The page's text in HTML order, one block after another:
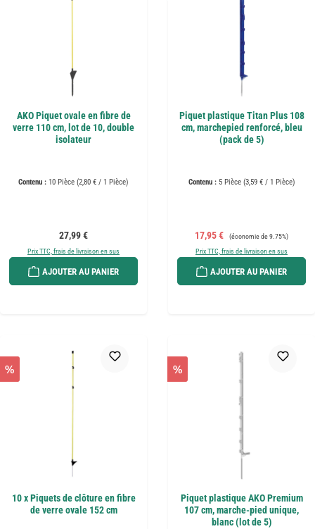
AKO Piquet ovale en fibre de
verre 110 cm, lot de 10, double
isolateur
Contenu : 10 Pièce (2,80 € / 1 Pièce)
Prix régulier :
27,99 €
Prix TTC, frais de livraison en sus
AJOUTER AU PANIER
Piquet plastique Titan Plus 108
cm, marchepied renforcé, bleu
(pack de 5)
Contenu : 5 Pièce (3,59 € / 1 Pièce)
Prix de vente :
17,95 € Prix régulier :
(économie de 9.75%)
Prix TTC, frais de livraison en sus
AJOUTER AU PANIER
%
10 x Piquets de clôture en fibre
de verre ovale 152 cm
%
Piquet plastique AKO Premium
107 cm, marche-pied unique,
blanc (lot de 5)